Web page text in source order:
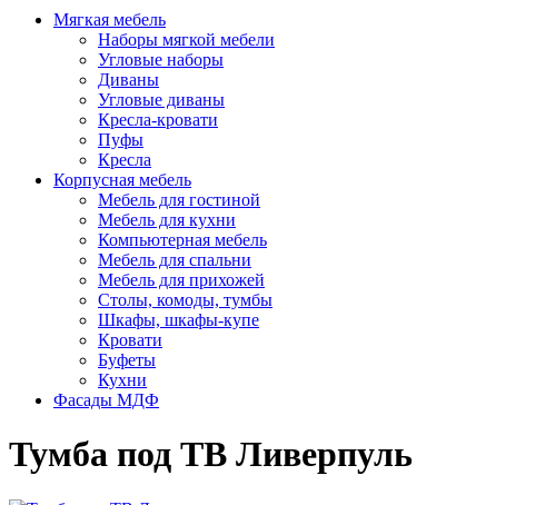
Мягкая мебель
Наборы мягкой мебели
Угловые наборы
Диваны
Угловые диваны
Кресла-кровати
Пуфы
Кресла
Корпусная мебель
Мебель для гостиной
Мебель для кухни
Компьютерная мебель
Мебель для спальни
Мебель для прихожей
Столы, комоды, тумбы
Шкафы, шкафы-купе
Кровати
Буфеты
Кухни
Фасады МДФ
Тумба под ТВ Ливерпуль